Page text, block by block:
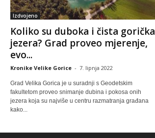
Izdvojeno
Koliko su duboka i čista gorička
jezera? Grad proveo mjerenje,
evo...
Kronike Velike Gorice - 7. lipnja 2022
Grad Velika Gorica je u suradnji s Geodetskim
fakultetom proveo snimanje dubina i pokosa onih
jezera koja su najviše u centru razmatranja građana
kako...